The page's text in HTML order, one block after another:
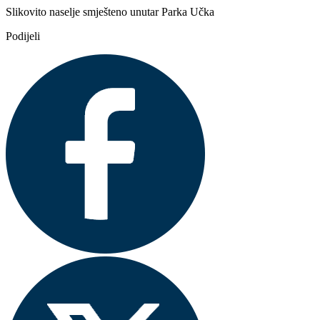
Slikovito naselje smješteno unutar Parka Učka
Podijeli